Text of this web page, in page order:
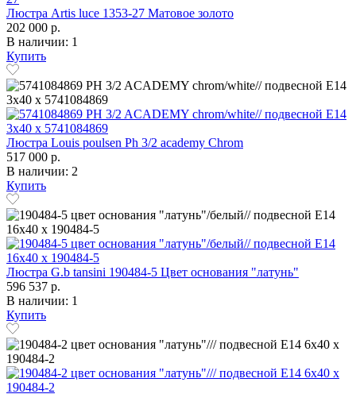
Люстра Artis luce 1353-27 Матовое золото
202 000 р.
В наличии: 1
Купить
Люстра Louis poulsen Ph 3/2 academy Chrom
517 000 р.
В наличии: 2
Купить
Люстра G.b tansini 190484-5 Цвет основания "латунь"
596 537 р.
В наличии: 1
Купить